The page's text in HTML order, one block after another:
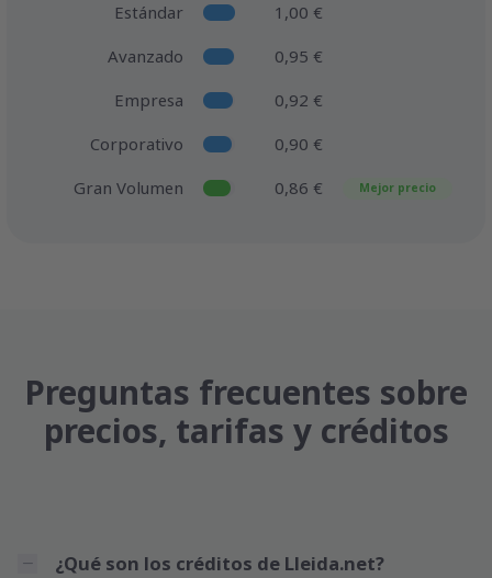
Estándar
1,00 €
Avanzado
0,95 €
Empresa
0,92 €
Corporativo
0,90 €
Gran Volumen
0,86 € Mejor precio
Preguntas frecuentes sobre
precios, tarifas y créditos
¿Qué son los créditos de Lleida.net?